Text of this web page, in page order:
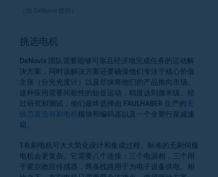
（由 DeNovix 提供）
挑选电机
DeNovix 团队需要能够可靠且经济地完成任务的运动解
决方案，同时该解决方案还要确保他们专注于核心价值
主张（分光光度计）以及尽快将他们的产品推向市场。
这种应用需要间歇性的短促运动，精度达到微米级。经
过研究和测试，他们最终选择由 FAULHABER 生产的无
铁芯直流有刷电机模块和编码器以及一个全塑行星减速
箱。
T有刷电机可大大简化设计和集成过程。标准的无刷伺服
电机会更复杂。它需要八个连接：三个电源相，三个用
于霍尔效应传感器，两条线路用于为电子设备供电。相